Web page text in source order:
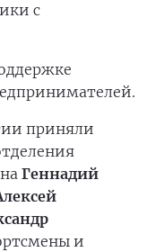
с
приняли
Геннадий
и